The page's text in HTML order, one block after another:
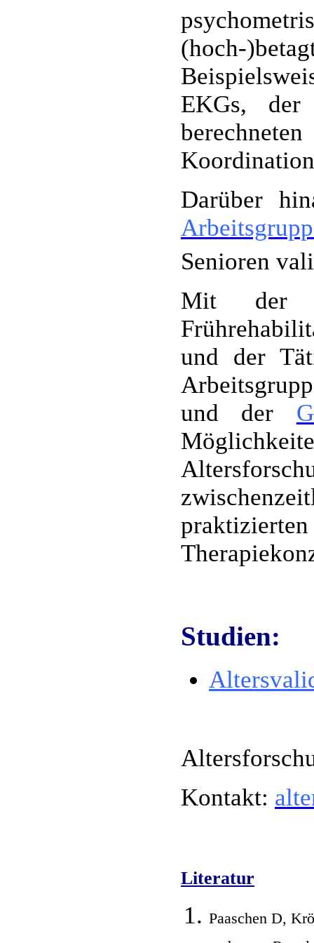
EKGs, der
Darüber
Senioren
Mit der
und der
und der
Studien:
Kontakt:
Literatur
Paaschen D,